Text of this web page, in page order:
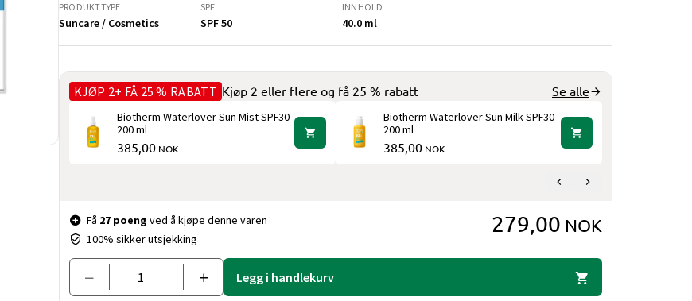
Passer for alle hudtyper – også sensitiv hud. Ideell som en del av din daglige hudpleierutine.
Niacinamid
UVAir-teknologi : Avansert UV-beskyttelse i en ultralett formel
PRODUKTTYPE
Suncare / Cosmetics
SPF
SPF 50
INNHOLD
40.0 ml
KJØP 2+ FÅ 25 % RABATT Kjøp 2 eller flere og få 25 % rabatt
Se alle
Biotherm Waterlover Sun Mist SPF30
200 ml
385,00 NOK
Biotherm Waterlover Sun Milk SPF30
200 ml
385,00 NOK
Pris og mengde
Få 27 poeng ved å kjøpe denne varen
100% sikker utsjekking
279,00 NOK
Legg i handlekurv